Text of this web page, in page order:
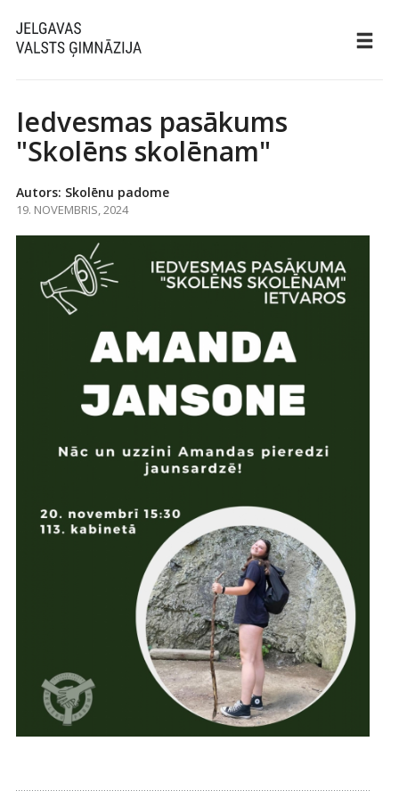
Iedvesmas pasākums
"Skolēns skolēnam"
Autors: Skolēnu padome
19. NOVEMBRIS, 2024